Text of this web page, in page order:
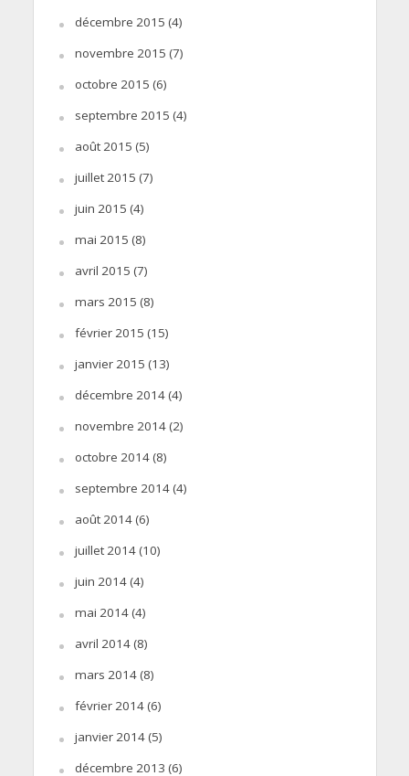
décembre 2015 (4)
novembre 2015 (7)
octobre 2015 (6)
septembre 2015 (4)
août 2015 (5)
juillet 2015 (7)
juin 2015 (4)
mai 2015 (8)
avril 2015 (7)
mars 2015 (8)
février 2015 (15)
janvier 2015 (13)
décembre 2014(4)
novembre 2014(2)
octobre 2014(8)
septembre 2014(4)
août 2014(6)
juillet 2014(10)
juin 2014(4)
mai 2014(4)
avril 2014(8)
mars 2014(8)
février 2014(6)
janvier 2014(5)
décembre 2013 (6)